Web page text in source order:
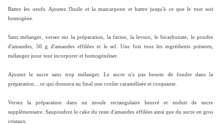
Battre les oeufs. Ajoutez l'huile et la mascarpone et battre jusqu'à ce que le tout soit
homogène.
Sans mélanger, versez sur la préparation, la farine, la levure, le bicarbonate, le poudre
d'amandes, 50 g d'amandes effilées et le sel. Une fois tous les ingrédients présents,
mélangez pour tout incorporer et homogénéiser.
Ajoutez le sucre sans trop mélanger. Le sucre n'a pas besoin de fondre dans la
préparation... ce qui donnera au final une croûte caramélisée et croquante.
Versez la préparation dans un moule rectangulaire beurré et enduit de sucre
supplémentaire. Saupoudrez le cake du reste d'amandes effilées ainsi que du sucre en gros
cristaux.